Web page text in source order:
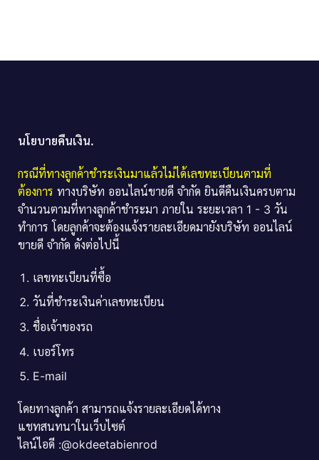
นโยบายคืนเงิน.
กรณีที่ทางลูกค้าชำระเงินมาแล้วไม่ได้เลขทะเบียนตามที่
ต้องการ ทางบริษัท ออนไลน์ขายดี จำกัด ยินดีคืนเงินครบตาม
จำนวนตามที่ทางลูกค้าชำระมา ภายใน ระยะเวลา 1 - 3 วัน
ทำการ โดยลูกค้าจะต้องแจ้งรายละเอียดมายังบริษัท ออนไลน์
ขายดี จำกัด ดังต่อไปนี้
เลขทะเบียนที่ซื้อ
วันที่ชำระเงินค่าเลขทะเบียน
ชื่อเจ้าของรถ
เบอร์โทร
E-mail
โดยทางลูกค้า สามารถแจ้งรายละเอียดได้ทาง
แชทสนทนาในเว็บไซต์
ไลน์ไอดี :@okdeetabienrod